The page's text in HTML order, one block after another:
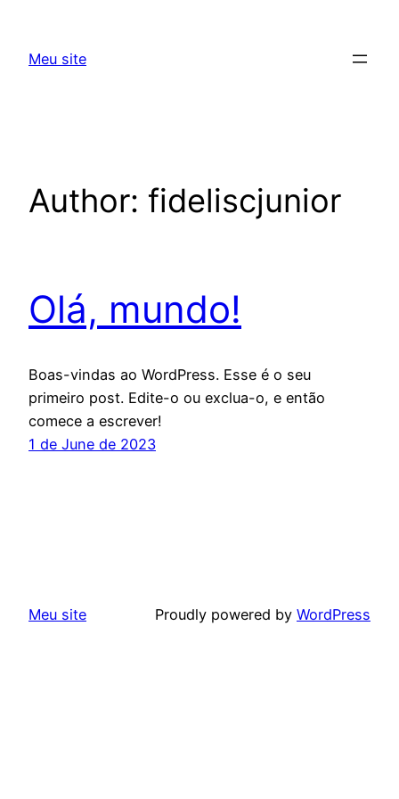
content
Meu site
Author: fideliscjunior
Olá, mundo!
Boas-vindas ao WordPress. Esse é o seu
primeiro post. Edite-o ou exclua-o, e então
comece a escrever!
1 de June de 2023
Meu site Proudly powered by WordPress